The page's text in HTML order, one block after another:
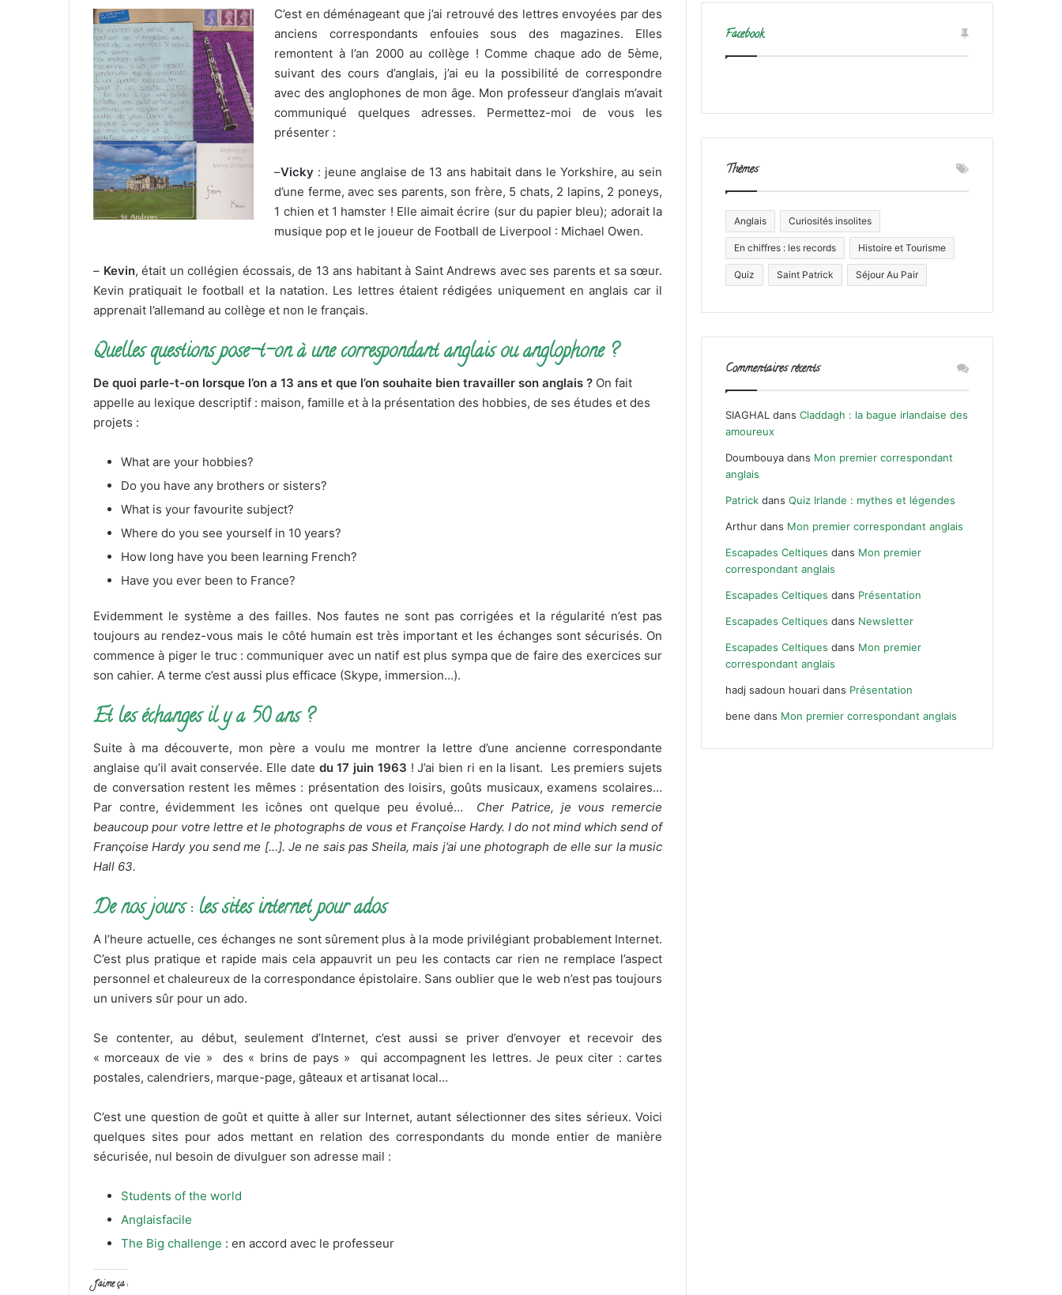
C’est en déménageant que j’ai retrouvé des lettres envoyées par des
anciens correspondants enfouies sous des magazines. Elles
remontent à l’an 2000 au collège ! Comme chaque ado de 5ème,
suivant des cours d’anglais, j’ai eu la possibilité de correspondre
avec des anglophones de mon âge. Mon professeur d’anglais m’avait
communiqué quelques adresses. Permettez-moi de vous les
présenter :
–Vicky : jeune anglaise de 13 ans habitait dans le Yorkshire, au sein
d’une ferme, avec ses parents, son frère, 5 chats, 2 lapins, 2 poneys,
1 chien et 1 hamster ! Elle aimait écrire (sur du papier bleu); adorait la
musique pop et le joueur de Football de Liverpool : Michael Owen.
– Kevin, était un collégien écossais, de 13 ans habitant à Saint Andrews avec ses parents et sa sœur.
Kevin pratiquait le football et la natation. Les lettres étaient rédigées uniquement en anglais car il
apprenait l’allemand au collège et non le français.
Quelles questions pose-t-on à une correspondant anglais ou anglophone ?
De quoi parle-t-on lorsque l’on a 13 ans et que l’on souhaite bien travailler son anglais ? On fait
appelle au lexique descriptif : maison, famille et à la présentation des hobbies, de ses études et des
projets :
What are your hobbies?
Do you have any brothers or sisters?
What is your favourite subject?
Where do you see yourself in 10 years?
How long have you been learning French?
Have you ever been to France?
Evidemment le système a des failles. Nos fautes ne sont pas corrigées et la régularité n’est pas
toujours au rendez-vous mais le côté humain est très important et les échanges sont sécurisés. On
commence à piger le truc : communiquer avec un natif est plus sympa que de faire des exercices sur
son cahier. A terme c’est aussi plus efficace (Skype, immersion…).
Et les échanges il y a 50 ans ?
Suite à ma découverte, mon père a voulu me montrer la lettre d’une ancienne correspondante
anglaise qu’il avait conservée. Elle date du 17 juin 1963 ! J’ai bien ri en la lisant. Les premiers sujets
de conversation restent les mêmes : présentation des loisirs, goûts musicaux, examens scolaires…
Par contre, évidemment les icônes ont quelque peu évolué…
Cher Patrice, je vous remercie
beaucoup pour votre lettre et le photographs de vous et Françoise Hardy. I do not mind which send of
Françoise Hardy you send me […]. Je ne sais pas Sheila, mais j’ai une photograph de elle sur la music
Hall 63.
De nos jours : les sites internet pour ados
A l’heure actuelle, ces échanges ne sont sûrement plus à la mode privilégiant probablement Internet.
C’est plus pratique et rapide mais cela appauvrit un peu les contacts car rien ne remplace l’aspect
personnel et chaleureux de la correspondance épistolaire. Sans oublier que le web n’est pas toujours
un univers sûr pour un ado.
Se contenter, au début, seulement d’Internet, c’est aussi se priver d’envoyer et recevoir des
« morceaux de vie » des « brins de pays » qui accompagnent les lettres. Je peux citer : cartes
postales, calendriers, marque-page, gâteaux et artisanat local…
C’est une question de goût et quitte à aller sur Internet, autant sélectionner des sites sérieux. Voici
quelques sites pour ados mettant en relation des correspondants du monde entier de manière
sécurisée, nul besoin de divulguer son adresse mail :
Students of the world
Anglaisfacile
The Big challenge : en accord avec le professeur
J’aime ça :
Facebook
Thèmes
Anglais Curiosités insolites
En chiffres : les records Histoire et Tourisme
Quiz Saint Patrick Séjour Au Pair
Commentaires récents
SIAGHAL dansCladdagh : la bague irlandaise des
amoureux
Doumbouya dans Mon premier correspondant
anglais
Patrick dansQuiz Irlande : mythes et légendes
Arthur dans Mon premier correspondant anglais
Escapades Celtiques dans Mon premier
correspondant anglais
Escapades Celtiques dans Présentation
Escapades Celtiques dans Newsletter
Escapades Celtiques dans Mon premier
correspondant anglais
hadj sadoun houari dans Présentation
bene dans Mon premier correspondant anglais